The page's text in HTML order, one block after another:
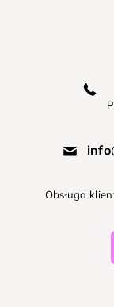
Obsługa